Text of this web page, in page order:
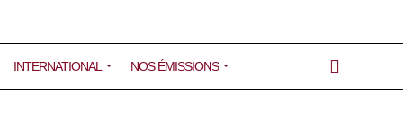
INTERNATIONAL NOS ÉMISSIONS